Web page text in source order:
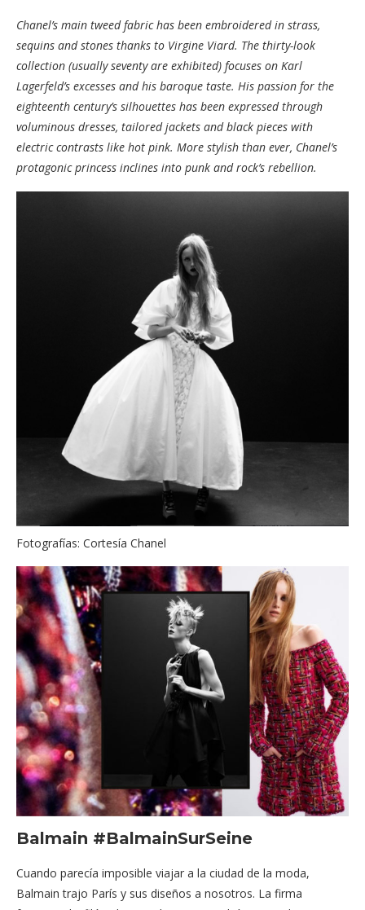
Chanel’s main tweed fabric has been embroidered in strass,
sequins and stones thanks to Virgine Viard. The thirty-look
collection (usually seventy are exhibited) focuses on Karl
Lagerfeld’s excesses and his baroque taste. His passion for the
eighteenth century’s silhouettes has been expressed through
voluminous dresses, tailored jackets and black pieces with
electric contrasts like hot pink. More stylish than ever, Chanel’s
protagonic princess inclines into punk and rock’s rebellion.
Fotografías: Cortesía Chanel
Balmain #BalmainSurSeine
Cuando parecía imposible viajar a la ciudad de la moda,
Balmain trajo París y sus diseños a nosotros. La firma